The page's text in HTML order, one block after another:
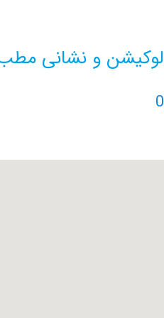
لوکیشن و نشانی
0